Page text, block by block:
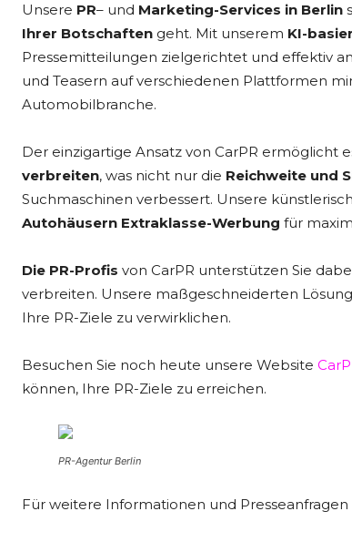
Unsere PR– und Marketing-Services in Berlin
Ihrer Botschaften geht. Mit unserem KI-
Pressemitteilungen zielgerichtet und effektiv
und Teasern auf verschiedenen Plattformen
Automobilbranche.
Der einzigartige Ansatz von CarPR ermöglicht
verbreiten, was nicht nur die Reichweite und
Suchmaschinen verbessert. Unsere
Autohäusern Extraklasse-Werbung für
Die PR-Profis von CarPR unterstützen Sie
verbreiten. Unsere maßgeschneiderten
Ihre PR-Ziele zu verwirklichen.
Besuchen Sie noch heute unsere Website
können, Ihre PR-Ziele zu erreichen.
PR-Agentur Berlin
Für weitere Informationen und